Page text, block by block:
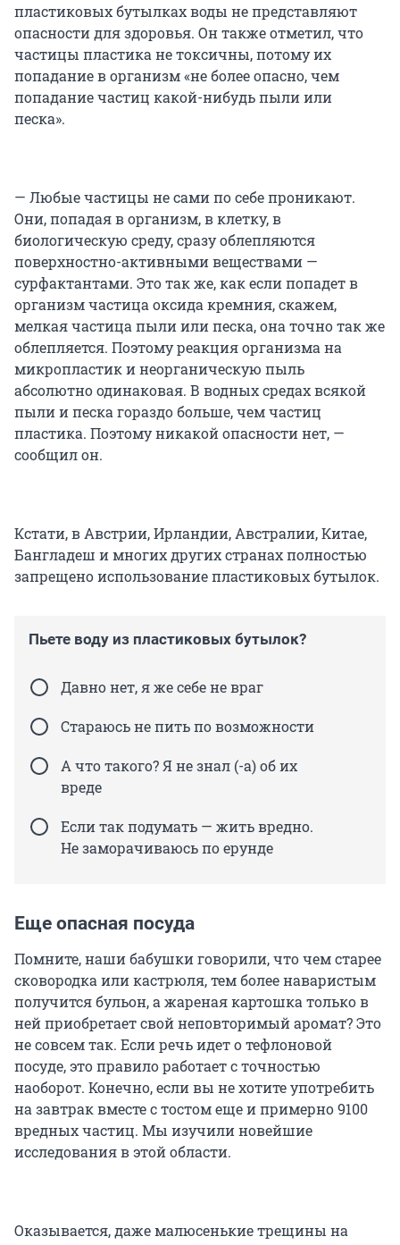
пластиковых бутылках воды не представляют
опасности для здоровья. Он также отметил, что
частицы пластика не токсичны, потому их
попадание в организм «не более опасно, чем
попадание частиц какой-нибудь пыли или
песка».
— Любые частицы не сами по себе проникают.
Они, попадая в организм, в клетку, в
биологическую среду, сразу облепляются
поверхностно-активными веществами —
сурфактантами. Это так же, как если попадет в
организм частица оксида кремния, скажем,
мелкая частица пыли или песка, она точно так же
облепляется. Поэтому реакция организма на
микропластик и неорганическую пыль
абсолютно одинаковая. В водных средах всякой
пыли и песка гораздо больше, чем частиц
пластика. Поэтому никакой опасности нет, —
сообщил он.
Кстати, в Австрии, Ирландии, Австралии, Китае,
Бангладеш и многих других странах полностью
запрещено использование пластиковых бутылок.
Пьете воду из пластиковых бутылок?
Давно нет, я же себе не враг
Стараюсь не пить по возможности
А что такого? Я не знал (-а) об их
вреде
Если так подумать — жить вредно.
Не заморачиваюсь по ерунде
Еще опасная посуда
Помните, наши бабушки говорили, что чем старее
сковородка или кастрюля, тем более наваристым
получится бульон, а жареная картошка только в
ней приобретает свой неповторимый аромат? Это
не совсем так. Если речь идет о тефлоновой
посуде, это правило работает с точностью
наоборот. Конечно, если вы не хотите употребить
на завтрак вместе с тостом еще и примерно 9100
вредных частиц. Мы изучили новейшие
исследования в этой области.
Оказывается, даже малюсенькие трещины на